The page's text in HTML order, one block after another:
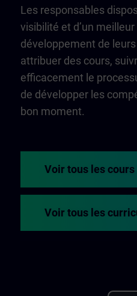
Les responsables
visibilité et d’un
développement de
attribuer des cours,
efficacement le
de développer les
bon moment.
Voir tous les cours
Voir tous les